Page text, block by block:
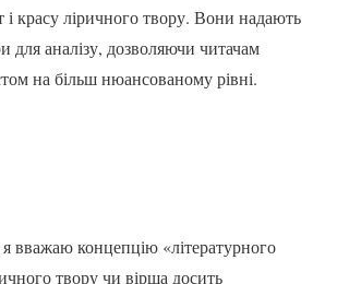
і красу ліричного твору. Вони надають
для аналізу, дозволяючи читачам
на більш нюансованому рівні.
вважаю концепцію «літературного
твору чи вірша досить